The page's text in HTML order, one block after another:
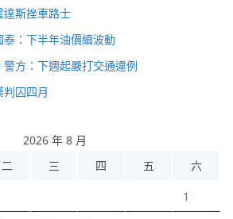
達斯挫車路士
泰：下半年油價續波動
警方：下週起嚴打交通違例
囚四月
2026 年 8 月
二 三 四 五 六
1